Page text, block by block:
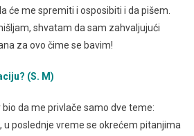
će me spremiti i osposibiti i da pišem.
shvatam da sam zahvaljujući
za ovo čime se bavim!
(S. M)
bio da me privlače samo dve teme:
u poslednje vreme se okrećem pitanjima